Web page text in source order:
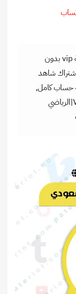
اشتراك شاهد باقة vip بدون
شاهد
,
اشتراك شاهد VIP|الرياضي